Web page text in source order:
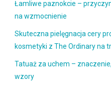
Łamliwe paznokcie –
na wzmocnienie
Skuteczna pielęgnacja cery
kosmetyki z The Ordinary na
Tatuaż za uchem –
wzory